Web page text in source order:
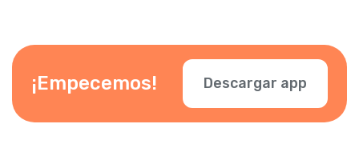
¡Empecemos! Descargar app